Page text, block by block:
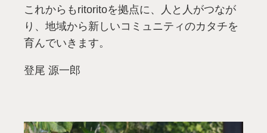
これからもritoritoを拠点に、人と人がつなが
り、地域から新しいコミュニティのカタチを
育んでいきます。
登尾 源一郎